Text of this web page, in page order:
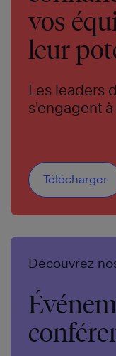
vos
leur
Les leaders
s’engagent
donnent
être digne
des équipes
Télécharger
Découvrez